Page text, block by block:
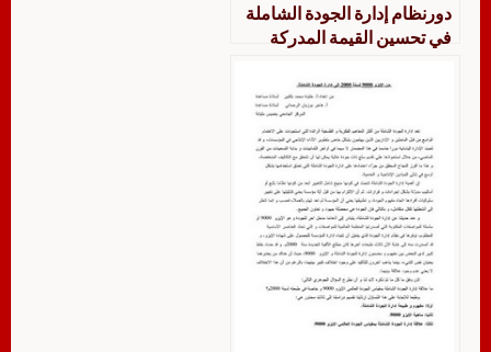
دورنظام إدارة الجودة الشاملة
في تحسين القيمة المدركة
محمد و قلش عبد الله